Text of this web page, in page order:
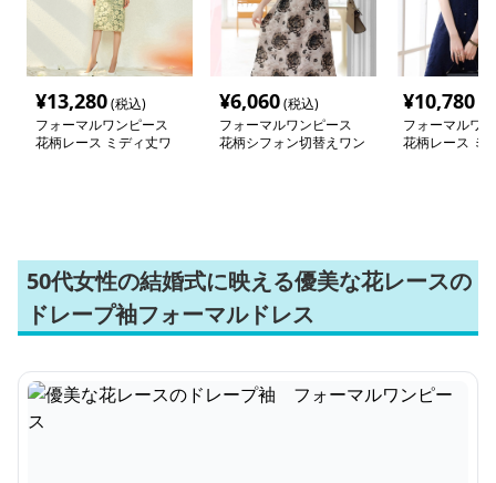
¥13,280(税込)
フォーマルワンピース
花柄レース ミディ丈ワ
¥6,060(税込)
フォーマルワンピース
花柄シフォン切替えワン
¥10,780
フォーマルワ
花柄レース ミ
50代女性の結婚式に映える優美な花レースの
ドレープ袖フォーマルドレス